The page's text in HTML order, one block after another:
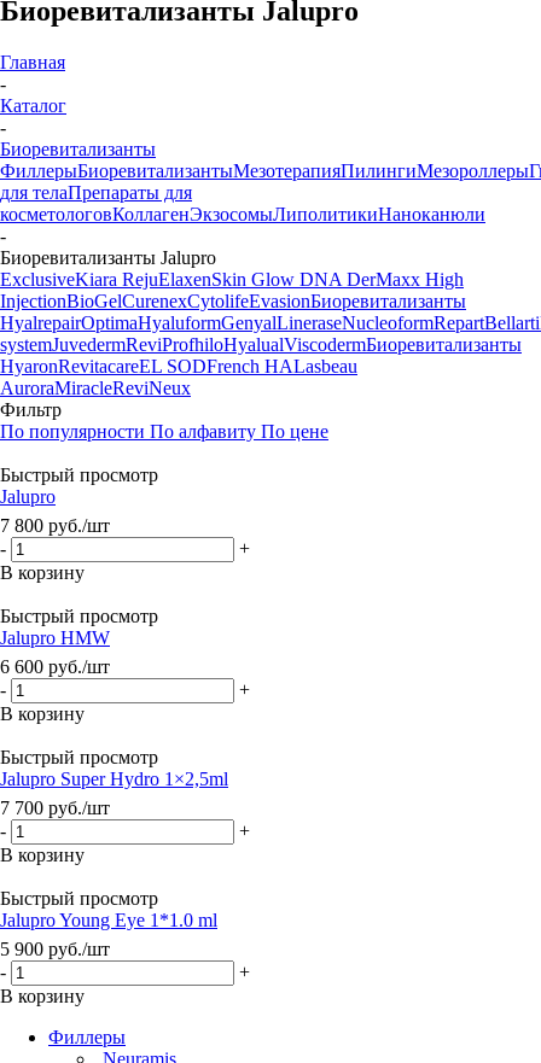
Биоревитализанты Jalupro
Главная
-
Каталог
-
Биоревитализанты
ФиллерыБиоревитализантыМезотерапияПилингиМезороллеры
для телаПрепараты для
косметологовКоллагенЭкзосомыЛиполитикиНаноканюли
-
Биоревитализанты Jalupro
ExclusiveKiara RejuElaxenSkin Glow DNA DerMaxx High
InjectionBioGelCurenexCytolifeEvasionБиоревитализанты
HyalrepairOptimaHyaluformGenyalLineraseNucleoformRepartBellarti
systemJuvedermReviProfhiloHyalualViscodermБиоревитализанты
HyaronRevitacareEL SODFrench HALasbeau
AuroraMiracleReviNeux
Фильтр
По популярности По алфавиту По цене
Быстрый просмотр
Jalupro
7 800 руб./шт
-
+
В корзину
Быстрый просмотр
Jalupro HMW
6 600 руб./шт
-
+
В корзину
Быстрый просмотр
Jalupro Super Hydro 1×2,5ml
7 700 руб./шт
-
+
В корзину
Быстрый просмотр
Jalupro Young Eye 1*1.0 ml
5 900 руб./шт
-
+
В корзину
Филлеры
Neuramis